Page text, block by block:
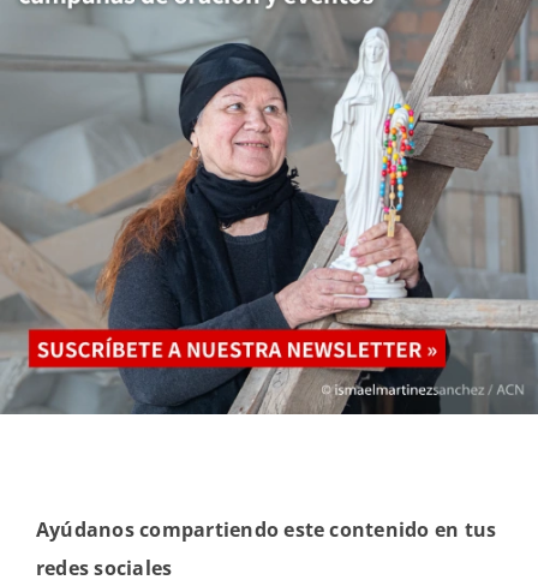
Ayúdanos compartiendo este contenido en tus
redes sociales